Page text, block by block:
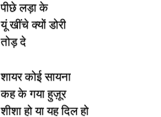
पीछे लड़ा के
यूं खींचे क्यों डोरी
तोड़ दे
शायर कोई सायना
कह के गया हुज़ूर
शीशा हो या यह दिल हो